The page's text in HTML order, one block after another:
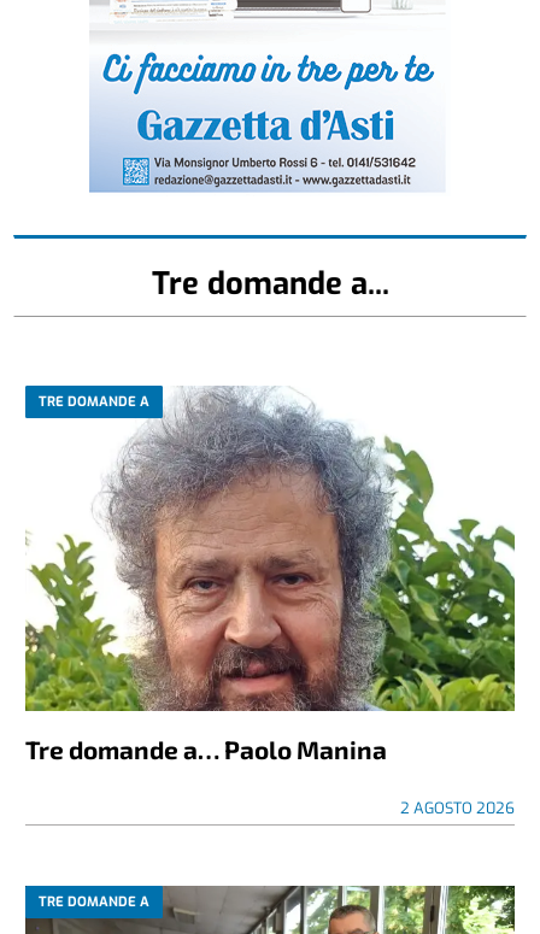
Tre domande a...
TRE DOMANDE A
Tre domande a… Paolo Manina
2 AGOSTO 2026
TRE DOMANDE A